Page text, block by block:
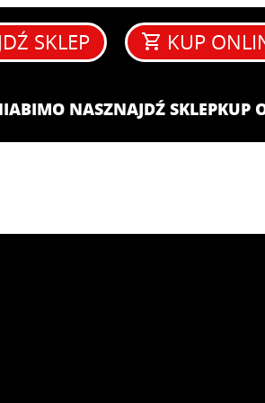
SKLEP KUP
BIMO NASZNAJDŹ SKLEPKUP